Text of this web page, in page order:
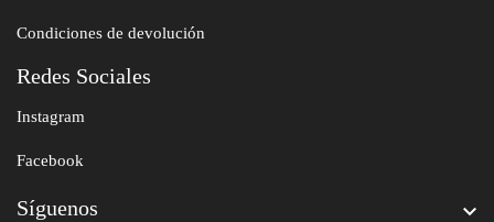
Condiciones de devolución
Redes Sociales
Instagram
Facebook
Síguenos 